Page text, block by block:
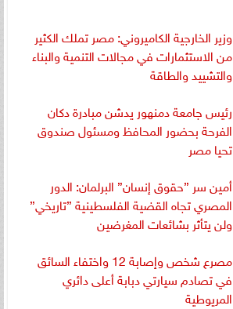
وزير الخارجية الكاميروني: مصر تملك الكثير
من الاستثمارات في مجالات التنمية والبناء
والتشييد والطاقة
رئيس جامعة دمنهور يدشن مبادرة دكان
الفرحة بحضور المحافظ ومسئول صندوق
تحيا مصر
أمين سر ”حقوق إنسان” البرلمان: الدور
المصري تجاه القضية الفلسطينية ”تاريخي”
ولن يتأثر بشائعات المغرضين
مصرع شخص وإصابة 12 واختفاء السائق
في تصادم سيارتي دبابة أعلى دائري
المريوطية